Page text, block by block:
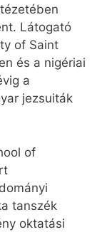
Látogató
of Saint
és a nigériai
a
jezsuiták
of
tanszék
oktatási